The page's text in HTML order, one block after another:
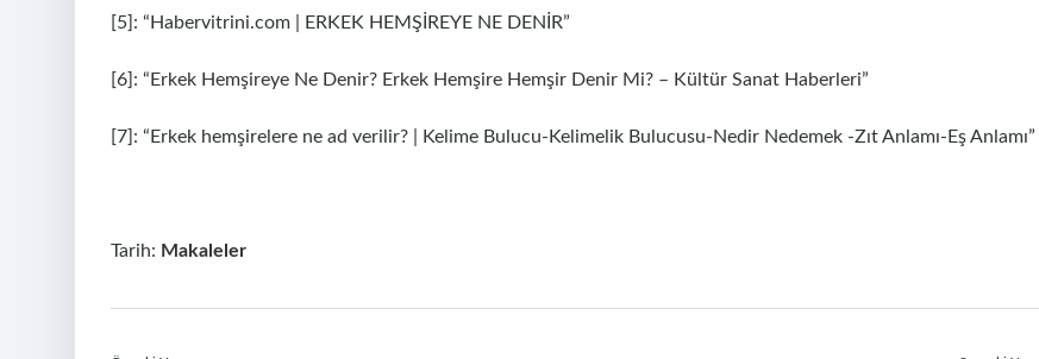
[5]: “Habervitrini.com | ERKEK HEMŞİREYE NE DENİR”
[6]: “Erkek Hemşireye Ne Denir? Erkek Hemşire Hemşir Denir Mi? – Kültür Sanat Haberleri”
[7]: “Erkek hemşirelere ne ad verilir? | Kelime Bulucu-Kelimelik Bulucusu-Nedir Nedemek -Zıt Anlamı-Eş Anlamı”
Tarih: Makaleler